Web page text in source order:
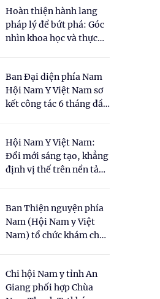
Hoàn thiện hành lang
pháp lý để bứt phá: Góc
nhìn khoa học và thực
cho Luật Y dược cổ
truyền Việt Nam"
Ban Đại diện phía Nam
Hội Nam Y Việt Nam sơ
kết công tác 6 tháng đầu
Hội Nam Y Việt Nam:
Đổi mới sáng tạo, khẳng
định vị thế trên nền tảng
Ban Thiện nguyện phía
Nam (Hội Nam y Việt
Nam) tổ chức khám chữa
dân tại xã Tân Tập
Chi hội Nam y tỉnh An
Giang phối hợp Chùa